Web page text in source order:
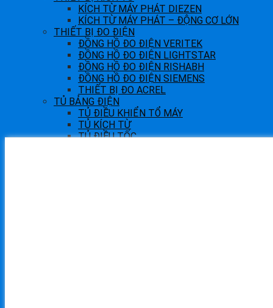
KÍCH TỪ MÁY PHÁT DIEZEN
KÍCH TỪ MÁY PHÁT – ĐỘNG CƠ LỚN
THIẾT BỊ ĐO ĐIỆN
ĐỒNG HỒ ĐO ĐIỆN VERITEK
ĐỒNG HỒ ĐO ĐIỆN LIGHTSTAR
ĐỒNG HỒ ĐO ĐIỆN RISHABH
ĐỒNG HỒ ĐO ĐIỆN SIEMENS
THIẾT BỊ ĐO ACREL
TỦ BẢNG ĐIỆN
TỦ ĐIỀU KHIỂN TỔ MÁY
TỦ KÍCH TỪ
TỦ ĐIỀU TỐC